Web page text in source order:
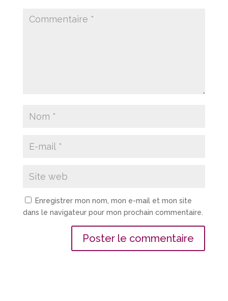
Enregistrer mon nom, mon e-mail et mon site
dans le navigateur pour mon prochain commentaire.